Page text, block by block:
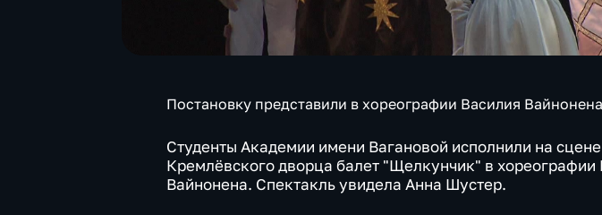
Постановку представили в хореографии Василия
Студенты Академии имени Вагановой исполнили на сцене
Кремлёвского дворца балет "Щелкунчик" в хореографии
Вайнонена. Спектакль увидела Анна Шустер.